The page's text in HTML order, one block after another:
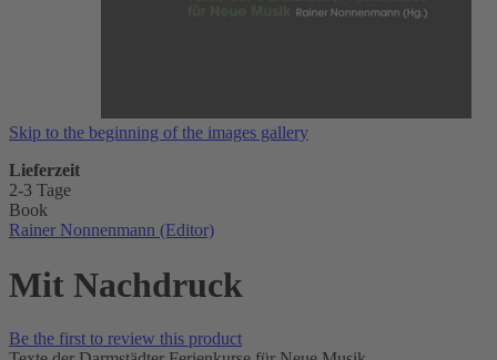
Skip to the beginning of the images gallery
Lieferzeit
2-3 Tage
Book
Rainer Nonnenmann (Editor)
Mit Nachdruck
Be the first to review this product